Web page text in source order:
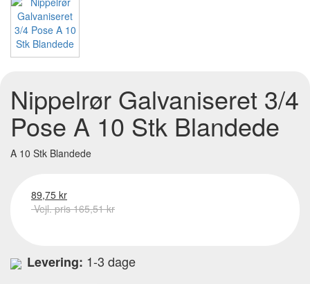
Nippelrør Galvaniseret 3/4
Pose A 10 Stk Blandede
A 10 Stk Blandede
89,75 kr
Vejl. pris 165,51 kr
Levering: 1-3 dage